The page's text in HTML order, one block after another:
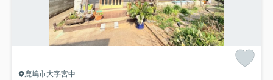
鹿嶋市大字宮中